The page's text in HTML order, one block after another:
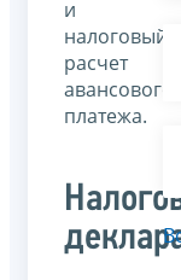
и
налоговый
расчет
авансового
платежа.